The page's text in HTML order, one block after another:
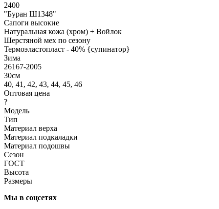
2400
"Буран Ш1348"
Сапоги высокие
Натуральная кожа (хром) + Войлок
Шерстяной мех по сезону
Термоэластопласт - 40% {супинатор}
Зима
26167-2005
30см
40, 41, 42, 43, 44, 45, 46
Оптовая цена
?
Модель
Тип
Материал верха
Материал подкаладки
Материал подошвы
Сезон
ГОСТ
Высота
Размеры
Мы в соцсетях